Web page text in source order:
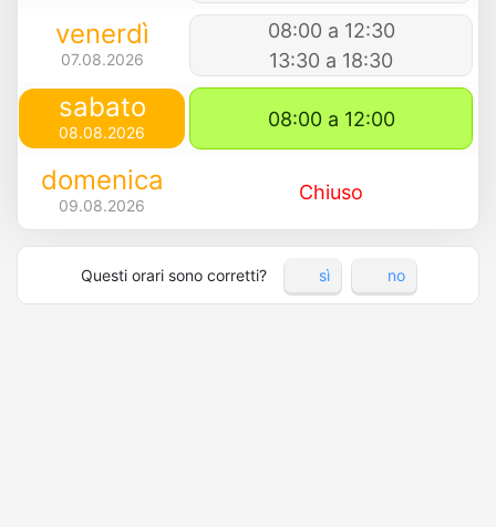
venerdì
07.08.2026
08:00 a 12:30
13:30 a 18:30
sabato
08.08.2026
08:00 a 12:00
domenica
09.08.2026
Chiuso
Questi orari sono corretti? sì no